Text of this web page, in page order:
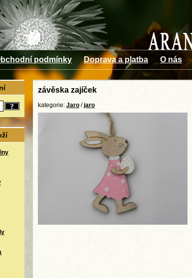
podmínky Doprava a platba O nás
závěska zajíček
kategorie: Jaro /jaro